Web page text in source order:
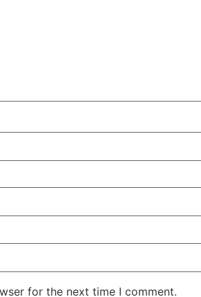
for the next time I comment.